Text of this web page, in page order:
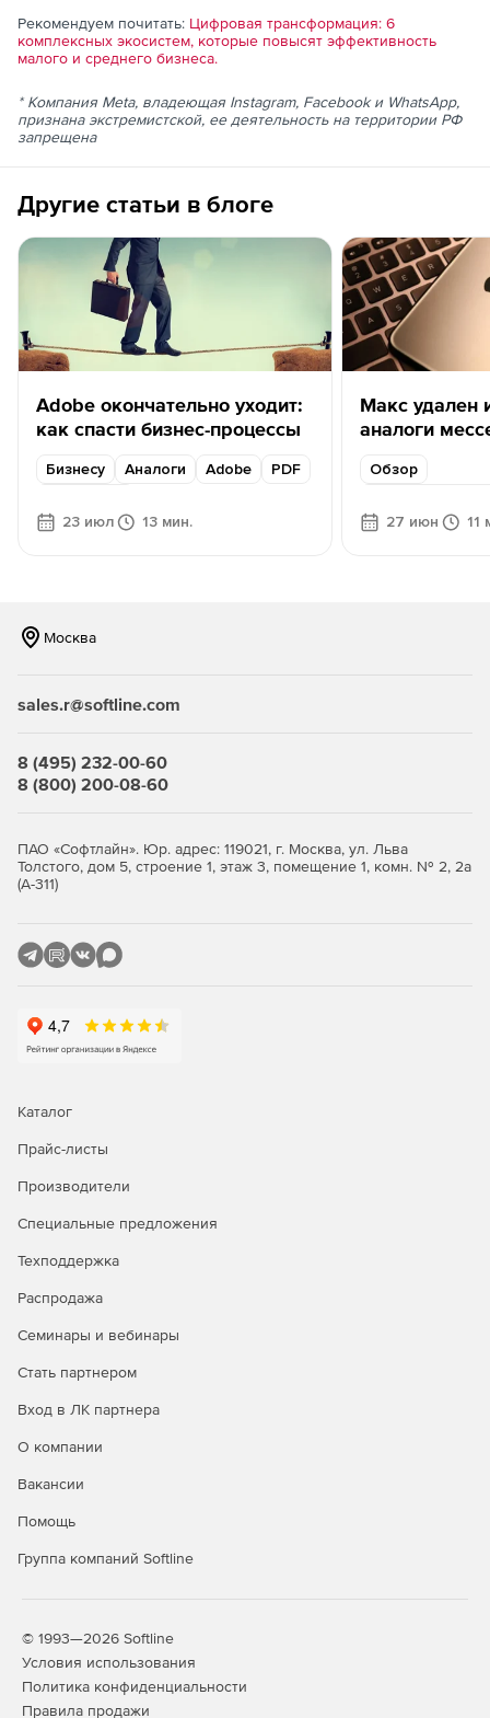
Рекомендуем почитать: Цифровая трансформация: 6
комплексных экосистем, которые повысят эффективность
малого и среднего бизнеса.
* Компания Meta, владеющая Instagram, Facebook и WhatsApp,
признана экстремистской, ее деятельность на территории РФ
запрещена
Другие статьи в блоге
Adobe окончательно уходит:
как спасти бизнес-процессы
Бизнесу Аналоги Adobe
PDF
23 июл
13 мин.
Макс удален
аналоги
Обзор
27 июн
11
Москва
sales.r@softline.com
8 (495) 232-00-60
8 (800) 200-08-60
ПАО «Софтлайн». Юр. адрес: 119021, г. Москва, ул. Льва
Толстого, дом 5, строение 1, этаж 3, помещение 1, комн. № 2, 2а
(А-311)
Каталог
Прайс-листы
Производители
Специальные предложения
Техподдержка
Распродажа
Семинары и вебинары
Стать партнером
Вход в ЛК партнера
О компании
Вакансии
Помощь
Группа компаний Softline
© 1993—2026 Softline
Условия использования
Политика конфиденциальности
Правила продажи